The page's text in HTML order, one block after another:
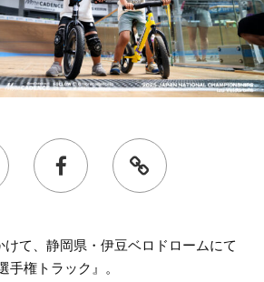
けて、静岡県・伊豆ベロドロームにて
手権トラック』。